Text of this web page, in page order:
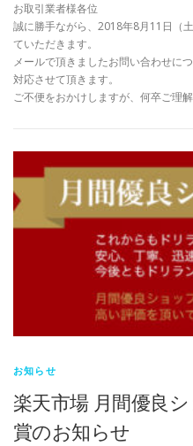
お取引業者様各位
誠に勝手ながら、2018年8月11日（
ていただきます。
メールで頂きましたお問い合わせに
対応させて頂きます。
ご不便をおかけしますが、何卒ご理
お知らせ
楽天市場 月間優良
賞のお知らせ